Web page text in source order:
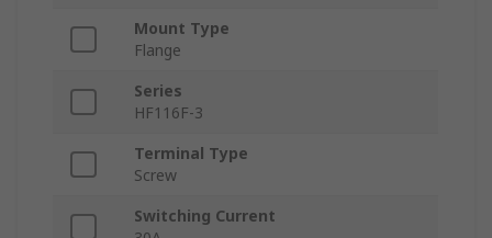
Mount Type
Flange
Series
HF116F-3
Terminal Type
Screw
Switching Current